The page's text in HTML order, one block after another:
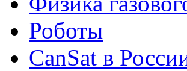
Роботы
CanSat в